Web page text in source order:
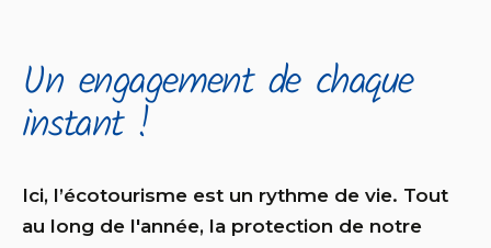
Un engagement de chaque
instant !
Ici, l’écotourisme est un rythme de vie. Tout
au long de l'année, la protection de notre